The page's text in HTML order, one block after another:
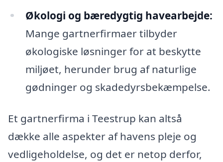
Økologi og bæredygtig havearbejde:
Mange gartnerfirmaer tilbyder
økologiske løsninger for at beskytte
miljøet, herunder brug af naturlige
gødninger og skadedyrsbekæmpelse.
Et gartnerfirma i Teestrup kan altså
dække alle aspekter af havens pleje og
vedligeholdelse, og det er netop derfor,